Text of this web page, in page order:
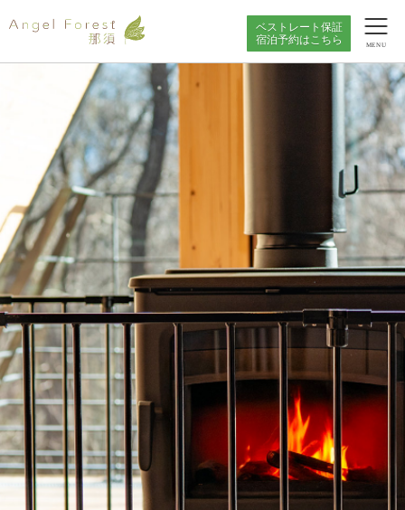
ベストレート保証
宿泊予約はこちら
MENU